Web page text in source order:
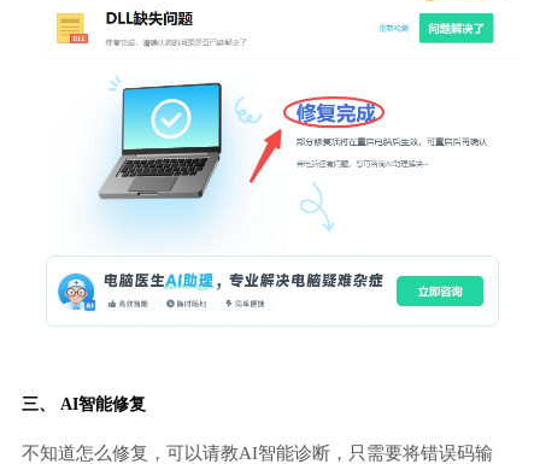
三、 AI智能修复
不知道怎么修复，可以请教AI智能诊断，只需要将错误码输